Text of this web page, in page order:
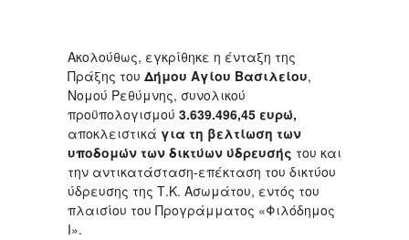
Ακολούθως, εγκρίθηκε η ένταξη της
Πράξης του Δήμου Αγίου Βασιλείου,
Νομού Ρεθύμνης, συνολικού
προϋπολογισμού 3.639.496,45 ευρώ,
αποκλειστικά για τη βελτίωση των
υποδομών των δικτύων ύδρευσής του και
την αντικατάσταση-επέκταση του δικτύου
ύδρευσης της Τ.Κ. Ασωμάτου, εντός του
πλαισίου του Προγράμματος «Φιλόδημος
Ι».